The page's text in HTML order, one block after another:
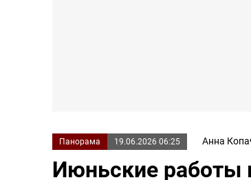
Панорама 19.06.2026 06:25 Анна
Июньские работы